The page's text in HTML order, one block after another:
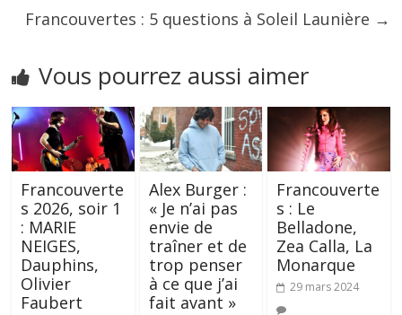
Francouvertes : 5 questions à Soleil Launière →
Vous pourrez aussi aimer
Francouverte
s 2026, soir 1
: MARIE
NEIGES,
Dauphins,
Olivier
Faubert
Alex Burger :
« Je n’ai pas
envie de
traîner et de
trop penser
à ce que j’ai
fait avant »
Francouverte
s : Le
Belladone,
Zea Calla, La
Monarque
29 mars 2024